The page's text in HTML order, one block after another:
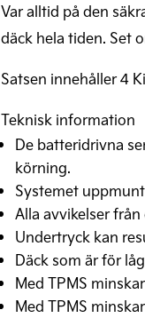
Var alltid på den
däck hela tiden. Set
Satsen innehåller 4
Teknisk information
De batteridrivna
körning.
Systemet
Alla avvikelser
Undertryck kan
Däck som är för
Med TPMS
Med TPMS